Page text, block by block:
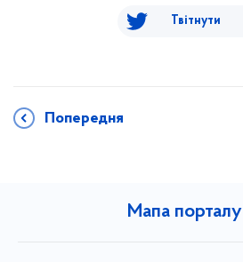
Твітнути
Попередня
Мапа порталу